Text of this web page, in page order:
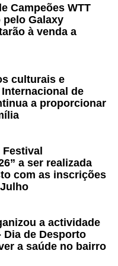
Campeões WTT
pelo Galaxy
à venda a
culturais e
de
a proporcionar
a ser realizada
com as inscrições
a actividade
Dia de Desporto
a saúde no bairro